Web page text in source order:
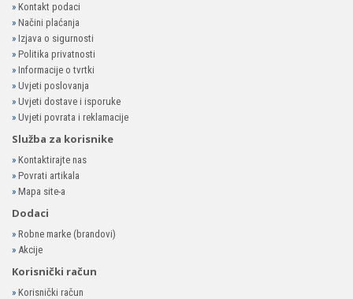
» Kontakt podaci
» Načini plaćanja
» Izjava o sigurnosti
» Politika privatnosti
» Informacije o tvrtki
» Uvjeti poslovanja
» Uvjeti dostave i isporuke
» Uvjeti povrata i reklamacije
Služba za korisnike
» Kontaktirajte nas
» Povrati artikala
» Mapa site-a
Dodaci
» Robne marke (brandovi)
» Akcije
Korisnički račun
» Korisnički račun